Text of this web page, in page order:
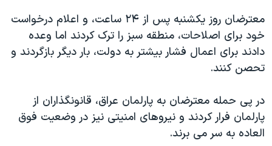
اعتراضات مردمی آبان ۹۸
اسرائیل در جنگ
نرگس محمدی برنده جایزه نوبل صلح
همایش محافظه‌کاران آمریکا «سی‌پک»
صفحه‌های ویژه
سفر پرزیدنت ترامپ به چین
معترضان روز یکشنبه پس از ۲۴ ساعت، و اعلام درخواست
خود برای اصلاحات، منطقه سبز را ترک کردند اما وعده
دادند برای اعمال فشار بیشتر به دولت، بار دیگر بازگردند و
تحصن کنند.
در پی حمله معترضان به پارلمان عراق، قانونگذاران از
پارلمان فرار کردند و نیروهای امنیتی نیز در وضعیت فوق
العاده به سر می برند.